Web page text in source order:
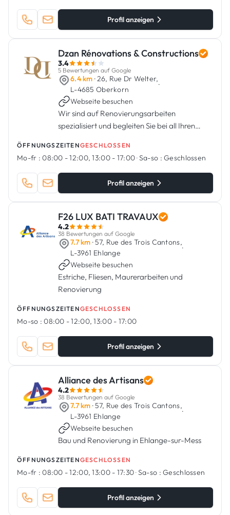
Profil anzeigen
Dzan Rénovations & Constructions
3.4
5 Bewertungen auf Google
6.4 km · 26, Rue Dr Welter,
L-4685 Oberkorn
·
Webseite besuchen
Wir sind auf Renovierungsarbeiten
spezialisiert und begleiten Sie bei all Ihren
ÖFFNUNGSZEITENGESCHLOSSEN
Mo-fr : 08:00 - 12:00, 13:00 - 17:00·Sa-so : Geschlossen
Profil anzeigen
F26 LUX BATI TRAVAUX
4.2
38 Bewertungen auf Google
7.7 km · 57, Rue des Trois Cantons,
L-3961 Ehlange
·
Webseite besuchen
Estriche, Fliesen, Maurerarbeiten und
Renovierung
ÖFFNUNGSZEITENGESCHLOSSEN
Mo-so : 08:00 - 12:00, 13:00 - 17:00
Profil anzeigen
Alliance des Artisans
4.2
38 Bewertungen auf Google
7.7 km · 57, Rue des Trois Cantons,
L-3961 Ehlange
·
Webseite besuchen
Bau und Renovierung in Ehlange-sur-Mess
ÖFFNUNGSZEITENGESCHLOSSEN
Mo-fr : 08:00 - 12:00, 13:00 - 17:30·Sa-so : Geschlossen
Profil anzeigen